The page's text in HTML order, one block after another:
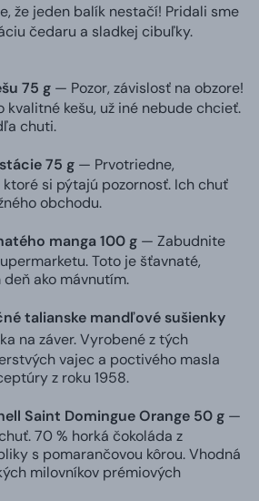
že jeden balík nestačí! Pridali sme
čedaru a sladkej cibuľky.
75 g — Pozor, závislosť na obzore!
kvalitné kešu, už iné nebude chcieť.
chuti.
75 g — Prvotriedne,
si pýtajú pozornosť. Ich chuť
obchodu.
manga 100 g — Zabudnite
Toto je šťavnaté,
ako mávnutím.
talianske mandľové sušienky
na záver. Vyrobené z tých
vajec a poctivého masla
z roku 1958.
Saint Domingue Orange 50 g —
70 % horká čokoláda z
s pomarančovou kôrou. Vhodná
milovníkov prémiových